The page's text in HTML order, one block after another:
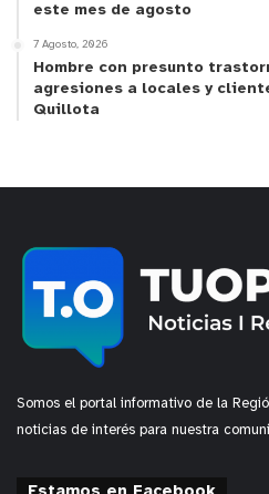
Municipalidad tomó
con la adulta mayor
protocolos
y tú, ¿qué opinas?
este mes de agosto
7 Agosto, 2026
Hombre con presunto
agresiones a locales y
Quillota
Somos el portal informativo de la
noticias de interés para nuestra